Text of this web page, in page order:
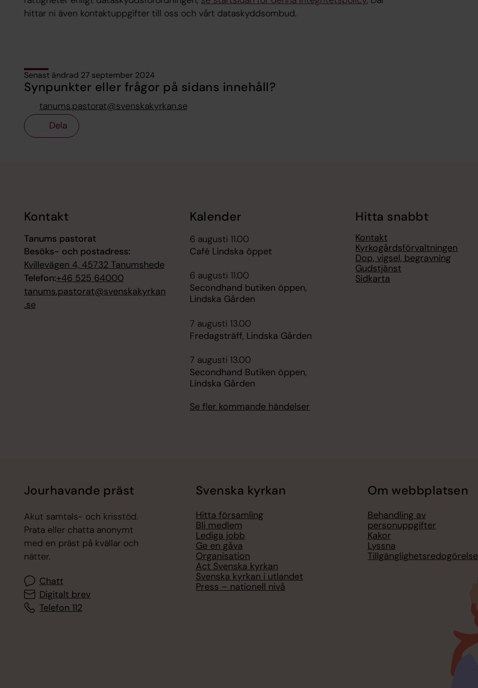
hittar ni även kontaktuppgifter till oss och vårt dataskyddsombud.
Senast ändrad 27 september 2024
Synpunkter eller frågor på sidans innehåll?
tanums.pastorat@svenskakyrkan.se
Dela
Kontakt
Tanums pastorat
Besöks- och postadress:
Kvillevägen 4, 45732 Tanumshede
Telefon:+46 525 64000
tanums.pastorat@svenskakyrkan
.se
Kalender
6 augusti 11.00
Café Lindska öppet
6 augusti 11.00
Secondhand butiken öppen,
Lindska Gården
7 augusti 13.00
Fredagsträff, Lindska Gården
7 augusti 13.00
Secondhand Butiken öppen,
Lindska Gården
Se fler kommande händelser
Hitta snabbt
Kontakt
Kyrkogårdsförvaltningen
Dop, vigsel, begravning
Gudstjänst
Sidkarta
Jourhavande präst
Akut samtals- och krisstöd.
Prata eller chatta anonymt
med en präst på kvällar och
nätter.
Chatt
Digitalt brev
Telefon 112
Svenska kyrkan
Hitta församling
Bli medlem
Lediga jobb
Ge en gåva
Organisation
Act Svenska kyrkan
Svenska kyrkan i utlandet
Press – nationell nivå
Om webbplatsen
Behandling av
personuppgifter
Kakor
Lyssna
Tillgänglighetsredogörelse